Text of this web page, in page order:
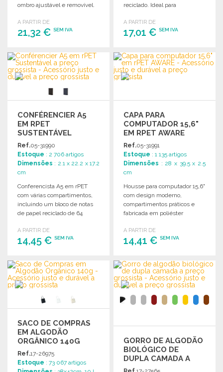
ombro ajustável e removível.
A PARTIR DE
21,32 € SEM IVA
ENCOMENDAR
Solicitar um orçamento
reciclado. Ideal para
A PARTIR DE
17,01 €SEM IVA
ENCOMENDAR
Solicitar um orçamento
CONFÉRENCIER A5
EM RPET
SUSTENTÁVEL
Ref.05-31990
Estoque : 2 706 artigos
Dimensões : 2.1 x 22.2 x 17.2
cm
Conferencista A5 em rPET
com várias compartimentos,
incluindo um bloco de notas
de papel reciclado de 64
17.2 x 2.1 cm.
A PARTIR DE
14,45 € SEM IVA
ENCOMENDAR
Solicitar um orçamento
CAPA PARA
COMPUTADOR 15,6"
EM RPET AWARE
Ref.05-31991
Estoque : 1 135 artigos
Dimensões : 28 x 39.5 x 2.5
cm
Housse para computador 15,6"
com design moderno,
compartimentos práticos e
fabricada em poliéster
e proteção.
A PARTIR DE
14,41 €SEM IVA
ENCOMENDAR
Solicitar um orçamento
SACO DE COMPRAS
EM ALGODÃO
ORGÂNICO 140G
Ref.17-26975
Estoque : 73 067 artigos
GORRO DE ALGODÃO
BIOLÓGICO DE
DUPLA CAMADA A
PREÇO GROSSISTA